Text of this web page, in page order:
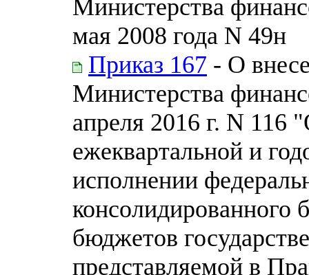
Министерства
мая 2008 года N 49н
Приказ 167 - О
Министерства
апреля 2016 г. N 116
ежеквартальной и
исполнении
консолидированного
бюджетов
представляемой в